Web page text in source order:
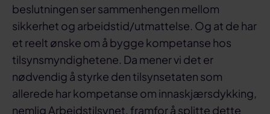
beslutningen ser sammenhengen mellom
sikkerhet og arbeidstid/utmattelse. Og at de har
et reelt ønske om å bygge kompetanse hos
tilsynsmyndighetene. Da mener vi det er
nødvendig å styrke den tilsynsetaten som
allerede har kompetanse om innaskjærsdykking,
nemlig Arbeidstilsynet, framfor å splitte dette